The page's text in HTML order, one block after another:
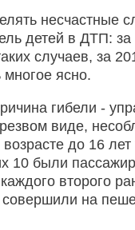
несчастные
детей в ДТП:
случаев, за
многое ясно.
гибели -
виде,
до 16
10 были
второго
совершили на